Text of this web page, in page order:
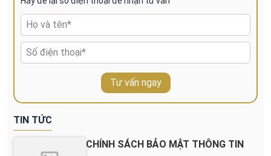
Tư vấn ngay
TIN TỨC
CHÍNH SÁCH BẢO MẬT THÔNG TIN